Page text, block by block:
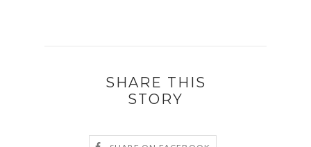
SHARE THIS
STORY